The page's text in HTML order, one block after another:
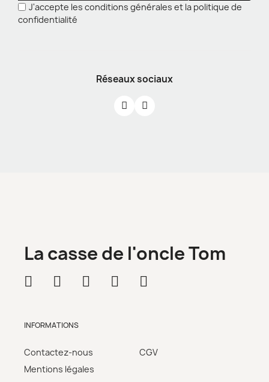
J'accepte les conditions générales et la politique de
confidentialité
Réseaux sociaux
La casse de l'oncle Tom
INFORMATIONS
Contactez-nous
Mentions légales
CGV